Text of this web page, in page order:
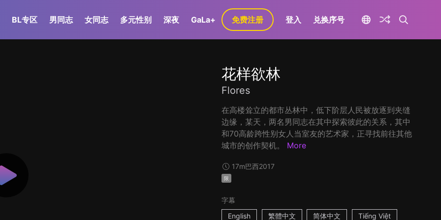
BL专区 男同志 女同志 多元性别 深夜 GaLa+ 免费注册 登入 兑换序号
花样欲林
Flores
在高楼耸立的都市丛林中，低下阶层人民被放逐到夹缝
边缘，某天，两名男同志在其中探索彼此的关系，其中
和70高龄跨性别女人当室友的艺术家，正寻找前往其他
城市的创作契机。
More
17m巴西2017
限
字幕
English
繁體中文 简体中文 Tiếng Việt